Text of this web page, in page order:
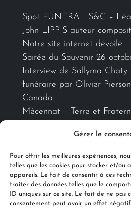
Gérer le
Pour offrir les meilleures expériences,
telles que les cookies pour stocker et/ou
appareils. Le fait de consentir à ces
traiter des données telles que le
ID uniques sur ce site. Le fait de ne pas
consentement peut avoir un effet
Spot FUNERAL S&C –
John LIPPIS auteur
Notre site internet dévoilé
Soirée du Souvenir 26
Interview de Sallyma Chaty
funéraire par Olivier
Canada
Mécennat – Terre et
Ils nous